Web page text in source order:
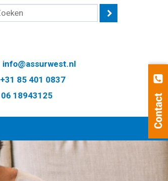
info@assurwest.nl
+31 85 401 0837
06 18943125